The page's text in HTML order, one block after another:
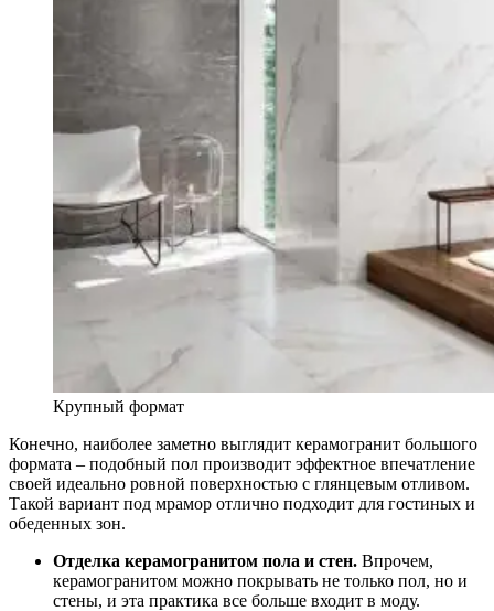
Крупный формат
Конечно, наиболее заметно выглядит керамогранит большого
формата – подобный пол производит эффектное впечатление
своей идеально ровной поверхностью с глянцевым отливом.
Такой вариант под мрамор отлично подходит для гостиных и
обеденных зон.
Отделка керамогранитом пола и стен. Впрочем,
керамогранитом можно покрывать не только пол, но и
стены, и эта практика все больше входит в моду.